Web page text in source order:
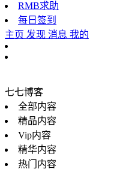
RMB求助
每日签到
主页 发现 消息 我的
七七博客
全部内容
精品内容
Vip内容
精华内容
热门内容